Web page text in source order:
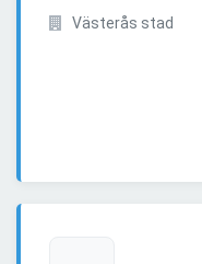
Västerås stad